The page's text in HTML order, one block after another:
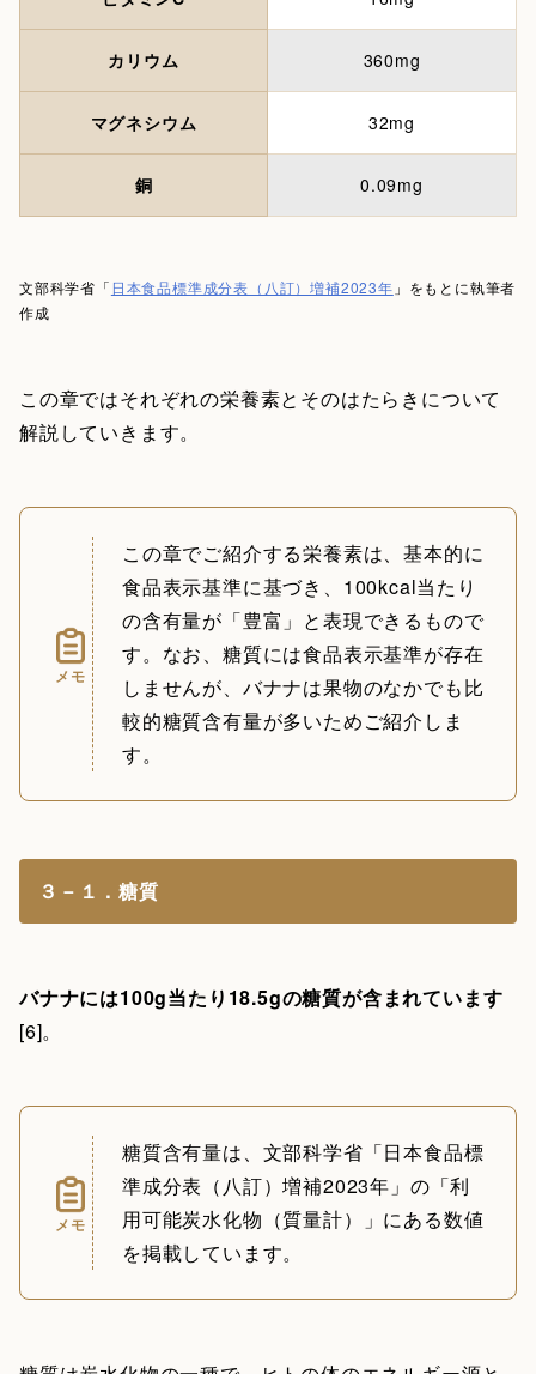
カリウム 360mg
マグネシウム 32mg
銅 0.09mg
文部科学省「 日本食品標準成分表（八訂）増補2023年 」をもとに執筆者
作成
この章ではそれぞれの栄養素とそのはたらきについて
解説していきます。
メモ
この章でご紹介する栄養素は、基本的に
食品表示基準に基づき、100kcal当たり
の含有量が「豊富」と表現できるもので
す。なお、糖質には食品表示基準が存在
しませんが、バナナは果物のなかでも比
較的糖質含有量が多いためご紹介しま
す。
３－１．糖質
バナナには100g当たり18.5gの糖質が含まれています
[6]。
メモ
糖質含有量は、文部科学省「日本食品標
準成分表（八訂）増補2023年」の「利
用可能炭水化物（質量計）」にある数値
を掲載しています。